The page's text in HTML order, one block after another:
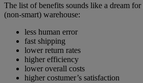
The list of benefits sounds like a dream
(non-smart) warehouse:
less human error
fast shipping
lower return rates
higher efficiency
lower overall costs
higher costumer’s satisfaction